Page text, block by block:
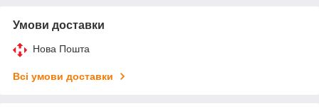
Умови доставки
Нова Пошта
Всі умови доставки